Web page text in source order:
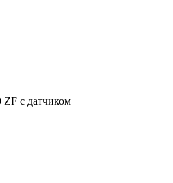
ZF с датчиком